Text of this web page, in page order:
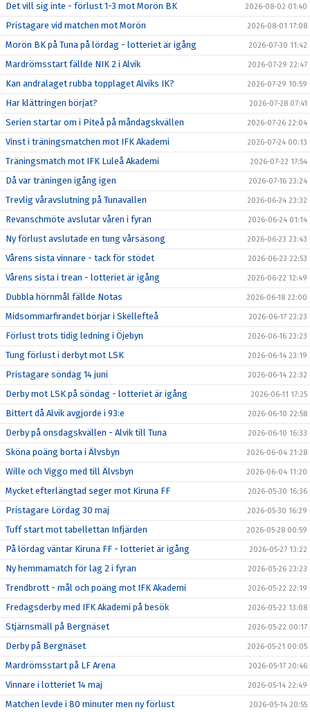
Det vill sig inte - förlust 1-3 mot Morön BK 2026-08-02 01:40
Pristagare vid matchen mot Morön 2026-08-01 17:08
Morön BK på Tuna på lördag - lotteriet är igång 2026-07-30 11:42
Mardrömsstart fällde NIK 2 i Alvik 2026-07-29 22:47
Kan andralaget rubba topplaget Alviks IK? 2026-07-29 10:59
Har klättringen börjat? 2026-07-28 07:41
Serien startar om i Piteå på måndagskvällen 2026-07-26 22:04
Vinst i träningsmatchen mot IFK Akademi 2026-07-24 00:13
Träningsmatch mot IFK Luleå Akademi 2026-07-22 17:54
Då var träningen igång igen 2026-07-16 23:24
Trevlig våravslutning på Tunavallen 2026-06-24 23:32
Revanschmöte avslutar våren i fyran 2026-06-24 01:14
Ny förlust avslutade en tung vårsäsong 2026-06-23 23:43
Vårens sista vinnare - tack för stödet 2026-06-23 22:53
Vårens sista i trean - lotteriet är igång 2026-06-22 12:49
Dubbla hörnmål fällde Notas 2026-06-18 22:00
Midsommarfirandet börjar i Skellefteå 2026-06-17 23:23
Förlust trots tidig ledning i Öjebyn 2026-06-16 23:23
Tung förlust i derbyt mot LSK 2026-06-14 23:19
Pristagare söndag 14 juni 2026-06-14 22:32
Derby mot LSK på söndag - lotteriet är igång 2026-06-11 17:25
Bittert då Alvik avgjorde i 93:e 2026-06-10 22:58
Derby på onsdagskvällen - Alvik till Tuna 2026-06-10 16:33
Sköna poäng borta i Älvsbyn 2026-06-04 21:28
Wille och Viggo med till Älvsbyn 2026-06-04 11:20
Mycket efterlängtad seger mot Kiruna FF 2026-05-30 16:36
Pristagare Lördag 30 maj 2026-05-30 16:29
Tuff start mot tabellettan Infjärden 2026-05-28 00:59
På lördag väntar Kiruna FF - lotteriet är igång 2026-05-27 13:22
Ny hemmamatch för lag 2 i fyran 2026-05-26 23:23
Trendbrott - mål och poäng mot IFK Akademi 2026-05-22 22:19
Fredagsderby med IFK Akademi på besök 2026-05-22 13:08
Stjärnsmäll på Bergnäset 2026-05-22 00:17
Derby på Bergnäset 2026-05-21 00:05
Mardrömsstart på LF Arena 2026-05-17 20:46
Vinnare i lotteriet 14 maj 2026-05-14 22:49
Matchen levde i 80 minuter men ny förlust 2026-05-14 20:55